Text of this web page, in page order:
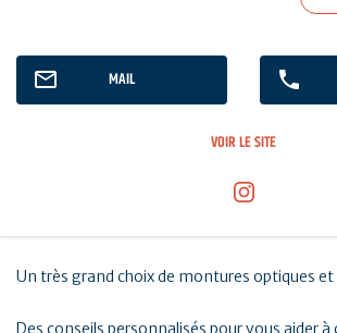
MAIL
VOIR LE SITE
Un très grand choix de montures optiques et
Des conseils personnalisés pour vous aider